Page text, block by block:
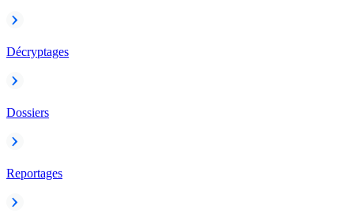
Décryptages
Dossiers
Reportages